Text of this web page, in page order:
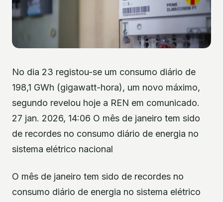
No dia 23 registou-se um consumo diário de
198,1 GWh (gigawatt-hora), um novo máximo,
segundo revelou hoje a REN em comunicado.
27 jan. 2026, 14:06 O mês de janeiro tem sido
de recordes no consumo diário de energia no
sistema elétrico nacional
O mês de janeiro tem sido de recordes no
consumo diário de energia no sistema elétrico